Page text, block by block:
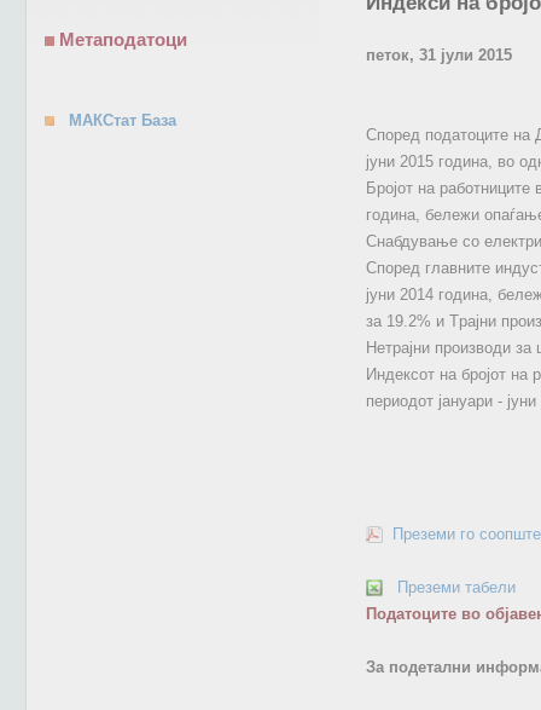
петок, 31 јули 2015
Според податоците на
јуни 2015 година, во
Бројот на
година, бележи
Снабдување со
Според главните
јуни 2014 година,
за 19.2% и Tрајни
Нетрајни производи
Индексот на бројот на
периодот јануари -
Преземи го
Преземи табели
Податоците во
За подетални
Метаподатоци
МАКСтат База